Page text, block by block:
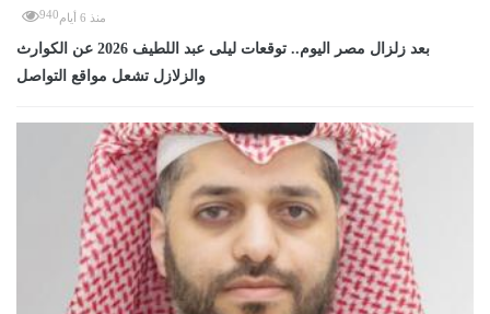
منذ 6 أيام 940
بعد زلزال مصر اليوم.. توقعات ليلى عبد اللطيف 2026 عن الكوارث
والزلازل تشعل مواقع التواصل